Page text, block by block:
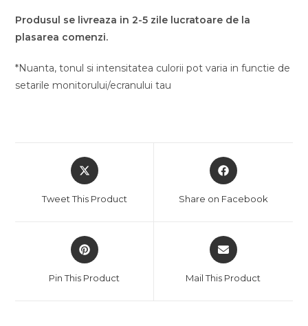
Produsul se livreaza in 2-5 zile lucratoare de la
plasarea comenzi.
*Nuanta, tonul si intensitatea culorii pot varia in functie de
setarile monitorului/ecranului tau
Opens
in
new
Tweet This Product
Opens
in
new
Share on Facebook
Opens
in
new
Pin This Product
Opens
in
new
Mail This Product